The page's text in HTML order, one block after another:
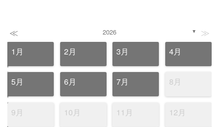
≪ 2026 ▼ ≫
1月 2月 3月 4月
5月 6月 7月 8月
9月 10月 11月 12月